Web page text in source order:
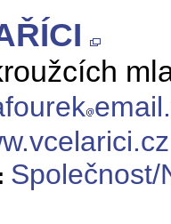
Společnost/